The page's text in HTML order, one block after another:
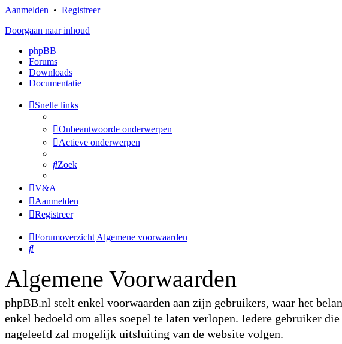
Aanmelden • Registreer
Doorgaan naar inhoud
phpBB
Forums
Downloads
Documentatie
Snelle links
Onbeantwoorde onderwerpen
Actieve onderwerpen
Zoek
V&A
Aanmelden
Registreer
Forumoverzicht Algemene voorwaarden
Zoek
Algemene Voorwaarden
phpBB.nl stelt enkel voorwaarden aan zijn gebruikers, waar het
enkel bedoeld om alles soepel te laten verlopen. Iedere gebruiker
nageleefd zal mogelijk uitsluiting van de website volgen.